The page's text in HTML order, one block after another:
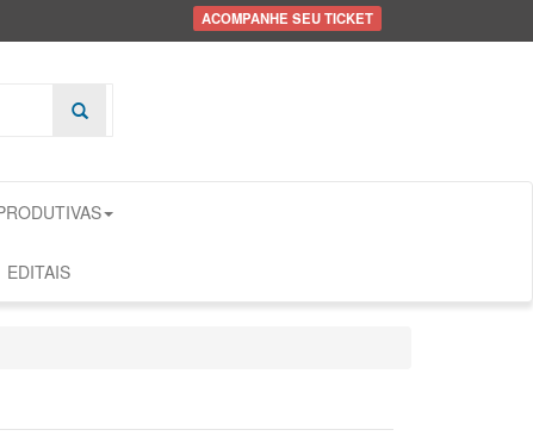
ACOMPANHE SEU TICKET
EDITAIS